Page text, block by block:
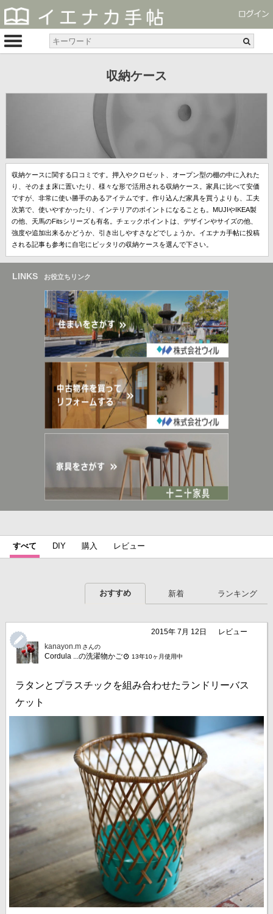
収納ケース
収納ケースに関する口コミです。押入やクロゼット、オープン型の棚の中に入れた
り、そのまま床に置いたり、様々な形で活用される収納ケース。家具に比べて安価
ですが、非常に使い勝手のあるアイテムです。作り込んだ家具を買うよりも、工夫
次第で、使いやすかったり、インテリアのポイントになることも。MUJIやIKEA製
の他、天馬のFitsシリーズも有名。チェックポイントは、デザインやサイズの他、
強度や追加出来るかどうか、引き出しやすさなどでしょうか。イエナカ手帖に投稿
される記事も参考に自宅にピッタリの収納ケースを選んで下さい。
LINKS お役立ちリンク
すべて DIY 購入 レビュー
おすすめ 新着 ランキング
2015年 7月 12日
レビュー
kanayon.m さんの
Cordula ...の洗濯物かご 13年10ヶ月使用中
ラタンとプラスチックを組み合わせたランドリーバス
ケット